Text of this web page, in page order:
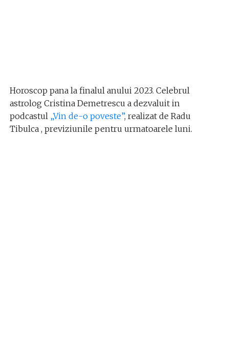
Horoscop pana la finalul anului 2023. Celebrul
astrolog Cristina Demetrescu a dezvaluit in
podcastul „Vin de-o poveste”, realizat de Radu
Tibulca , previziunile pentru urmatoarele luni.